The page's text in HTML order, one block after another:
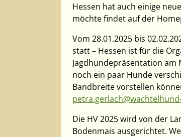
Hessen hat auch einige
möchte findet auf der
Vom 28.01.2025 bis
statt – Hessen ist für die
Jagdhundepräsentation am
noch ein paar Hunde
Bandbreite vorstellen
Die HV 2025 wird von der
Bodenmais ausgerichtet.